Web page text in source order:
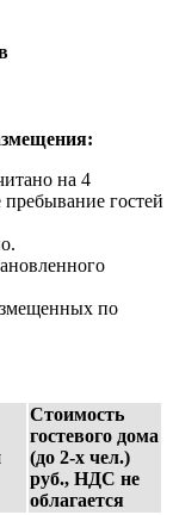
на 4
гостей
по
Стоимость
гостевого дома
(до 2-х чел.)
руб., НДС не
облагается